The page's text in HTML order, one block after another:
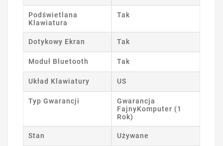
Podświetlana
Klawiatura
Tak
Dotykowy Ekran Tak
Moduł Bluetooth Tak
Układ Klawiatury US
Typ Gwarancji
Gwarancja
FajnyKomputer (1
Rok)
Stan Używane